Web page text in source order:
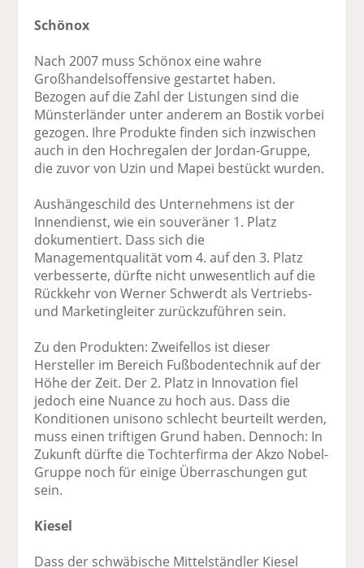
Schönox
Nach 2007 muss Schönox eine wahre
Großhandelsoffensive gestartet haben.
Bezogen auf die Zahl der Listungen sind die
Münsterländer unter anderem an Bostik vorbei
gezogen. Ihre Produkte finden sich inzwischen
auch in den Hochregalen der Jordan-Gruppe,
die zuvor von Uzin und Mapei bestückt wurden.
Aushängeschild des Unternehmens ist der
Innendienst, wie ein souveräner 1. Platz
dokumentiert. Dass sich die
Managementqualität vom 4. auf den 3. Platz
verbesserte, dürfte nicht unwesentlich auf die
Rückkehr von Werner Schwerdt als Vertriebs-
und Marketingleiter zurückzuführen sein.
Zu den Produkten: Zweifellos ist dieser
Hersteller im Bereich Fußbodentechnik auf der
Höhe der Zeit. Der 2. Platz in Innovation fiel
jedoch eine Nuance zu hoch aus. Dass die
Konditionen unisono schlecht beurteilt werden,
muss einen triftigen Grund haben. Dennoch: In
Zukunft dürfte die Tochterfirma der Akzo Nobel-
Gruppe noch für einige Überraschungen gut
sein.
Kiesel
Dass der schwäbische Mittelständler Kiesel